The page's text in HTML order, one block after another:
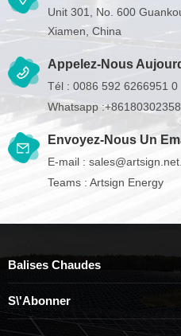
Unit 301, No. 600
Xiamen, China
Appelez-Nous
Tél : 0086 592 6266951 0
Whatsapp :
Envoyez-Nous Un
E-mail :
Teams : Artsign Energy
Balises Chaudes
S\'abonner